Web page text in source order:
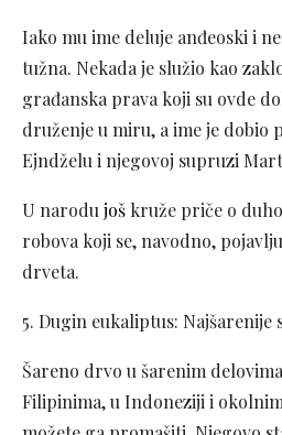
Iako mu ime deluje anđeoski i
tužna. Nekada je služio kao
građanska prava koji su ovde
druženje u miru, a ime je dobio
Ejndželu i njegovoj supruzi
U narodu još kruže priče o
robova koji se, navodno,
drveta.
5. Dugin eukaliptus: Najšarenije
Šareno drvo u šarenim
Filipinima, u Indoneziji i